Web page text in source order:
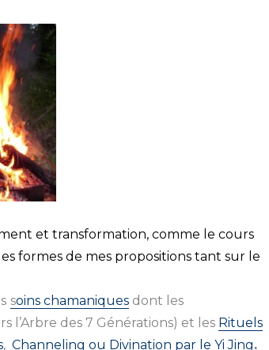
et transformation, comme le cours
formes de mes propositions tant sur le
soins chamaniques dont les
l’Arbre des 7 Générations) et les Rituels
,Channeling ou Divination par le Yi Jing.